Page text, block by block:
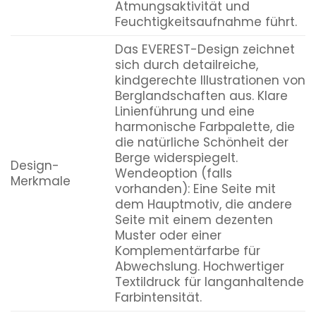
Atmungsaktivität und
Feuchtigkeitsaufnahme führt.
Design-
Merkmale
Das EVEREST-Design zeichnet
sich durch detailreiche,
kindgerechte Illustrationen von
Berglandschaften aus. Klare
Linienführung und eine
harmonische Farbpalette, die
die natürliche Schönheit der
Berge widerspiegelt.
Wendeoption (falls
vorhanden): Eine Seite mit
dem Hauptmotiv, die andere
Seite mit einem dezenten
Muster oder einer
Komplementärfarbe für
Abwechslung. Hochwertiger
Textildruck für langanhaltende
Farbintensität.